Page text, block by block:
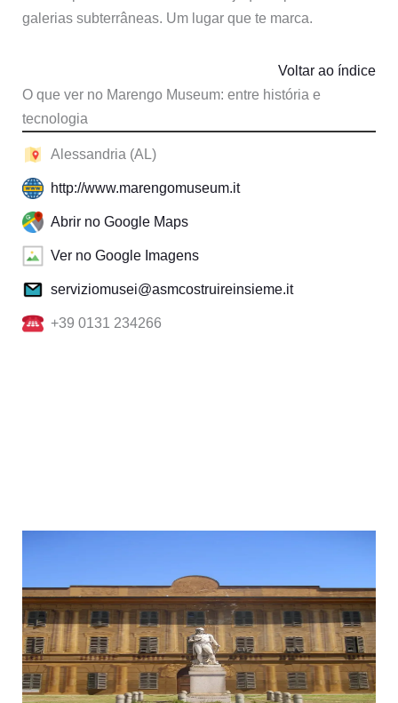
galerias subterrâneas. Um lugar que te marca.
O que ver no Marengo Museum: entre história e
tecnologia
Voltar ao índice
Alessandria (AL)
http://www.marengomuseum.it
Abrir no Google Maps
Ver no Google Imagens
serviziomusei@asmcostruireinsieme.it
+39 0131 234266